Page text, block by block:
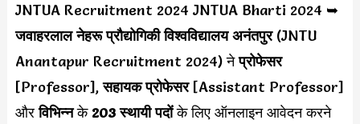
JNTUA Recruitment 2024 JNTUA Bharti 2024 ➥
जवाहरलाल नेहरू प्रौद्योगिकी विश्वविद्यालय अनंतपुर(JNTU
Anantapur Recruitment 2024) नेप्रोफेसर
[Professor],सहायक प्रोफेसर[Assistant Professor]
औरविभिन्नके203 स्थायी पदोंके लिए ऑनलाइन आवेदन करने